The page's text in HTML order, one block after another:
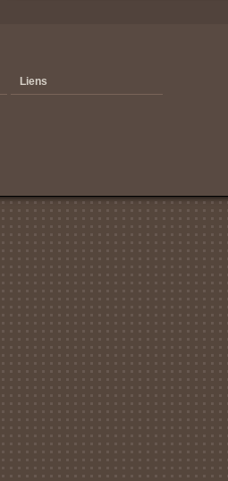
Liens